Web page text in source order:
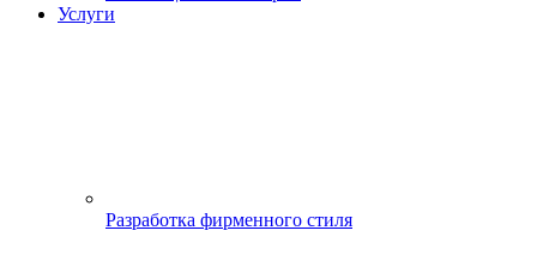
Услуги
Разработка фирменного стиля